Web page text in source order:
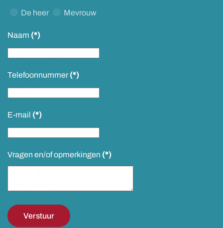
De heer Mevrouw
Naam (*)
Telefoonnummer (*)
E-mail (*)
Vragen en/of opmerkingen (*)
Verstuur